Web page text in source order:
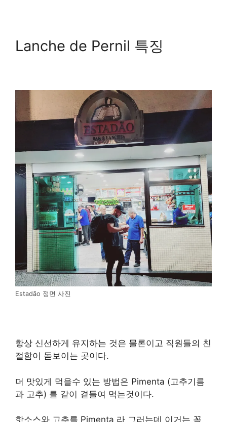
Lanche de Pernil 특징
Estadão 정면 사진
항상 신선하게 유지하는 것은 물론이고 직원들의 친
절함이 돋보이는 곳이다.
더 맛있게 먹을수 있는 방법은 Pimenta (고추기름
과 고추) 를 같이 곁들여 먹는것이다.
핫소스와 고추를 Pimenta 라 그러는데 이거는 꼭